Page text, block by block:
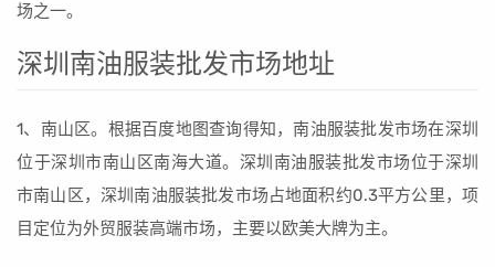
场之一。
深圳南油服装批发市场地址
1、南山区。根据百度地图查询得知，南油服装批发市场在深圳
位于深圳市南山区南海大道。深圳南油服装批发市场位于深圳
市南山区，深圳南油服装批发市场占地面积约0.3平方公里，项
目定位为外贸服装高端市场，主要以欧美大牌为主。